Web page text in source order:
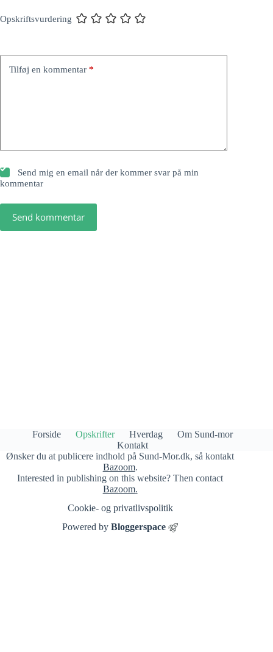
Opskriftsvurdering
Tilføj en kommentar *
Send mig en email når der kommer svar på min
kommentar
Send kommentar
Forside Opskrifter Hverdag
Om Sund-mor
Kontakt
Ønsker du at publicere indhold på Sund-Mor.dk, så kontakt
Bazoom.
Interested in publishing on this website? Then contact
Bazoom.
Cookie- og privatlivspolitik​
Powered byBloggerspace